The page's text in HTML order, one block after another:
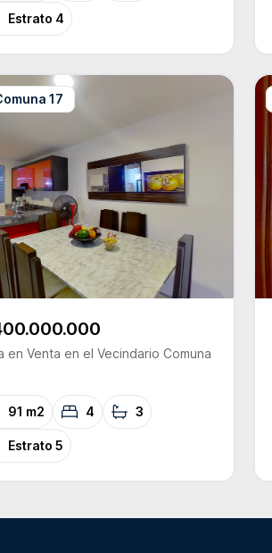
Estrato 4
17
en Venta en el Vecindario Comuna
91 m2 4 3
Estrato 5